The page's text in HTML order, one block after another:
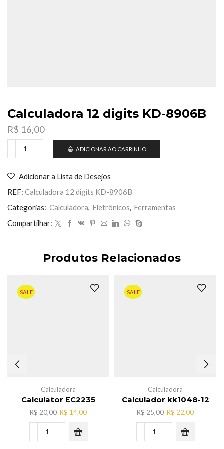
Calculadora 12 digits KD-8906B
R$ 16,00
Calculadora
KD-
8906B
ADICIONAR AO CARRINHO
Adicionar a Lista de Desejos
REF: Calculadora 12 digits KD-8906B
Categorias: Calculadora, Eletrônicos, Ferramentas
Compartilhar:
Produtos Relacionados
SALE
Calculadora
Calculator EC2235
R$20,00 O
preço
original
era:
R$ 14,00O
Calculator
SALE
Calculadora
Calculador kk1048-12
R$25,00 O
preço
original
era:
R$ 22,00O
Calculador